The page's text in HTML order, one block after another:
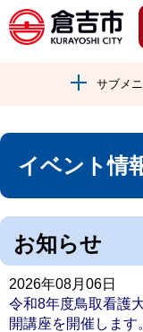
サブメ
イベント情
お知らせ
2026年08月06日
令和8年度鳥取看護
開講座を開催します